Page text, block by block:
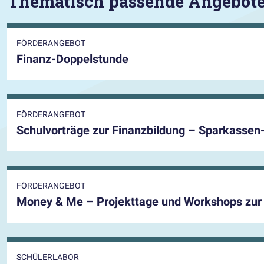
FÖRDERANGEBOT
Finanz-Doppelstunde
FÖRDERANGEBOT
Schulvorträge zur Finanzbildung –
FÖRDERANGEBOT
Money & Me – Projekttage und Workshops
SCHÜLERLABOR